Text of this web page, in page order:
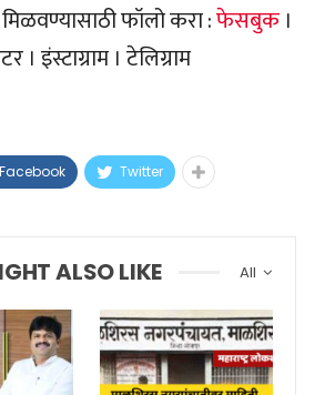
फॉलो करा :फेसबुक ।
। इंस्टाग्राम । टेलिग्राम
Facebook Twitter
All
ALSO LIKE